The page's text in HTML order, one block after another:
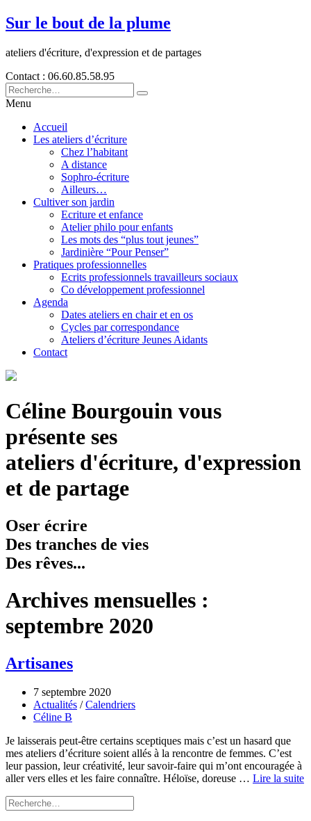
Sur le bout de la plume
ateliers d'écriture, d'expression et de partages
Contact : 06.60.85.58.95
Menu
Accueil
Les ateliers d’écriture
Chez l’habitant
A distance
Sophro-écriture
Ailleurs…
Cultiver son jardin
Ecriture et enfance
Atelier philo pour enfants
Les mots des “plus tout jeunes”
Jardinière “Pour Penser”
Pratiques professionnelles
Ecrits professionnels travailleurs sociaux
Co développement professionnel
Agenda
Dates ateliers en chair et en os
Cycles par correspondance
Ateliers d’écriture Jeunes Aidants
Contact
Céline Bourgouin vous
présente ses
ateliers d'écriture, d'expression
et de partage
Oser écrire
Des tranches de vies
Des rêves...
Archives mensuelles :
septembre 2020
Artisanes
7 septembre 2020
Actualités /Calendriers
Céline B
Je laisserais peut-être certains sceptiques mais c’est un hasard que
mes ateliers d’écriture soient allés à la rencontre de femmes. C’est
leur passion, leur créativité, leur savoir-faire qui m’ont encouragée à
aller vers elles et les faire connaître. Héloïse, doreuse … Lire la suite